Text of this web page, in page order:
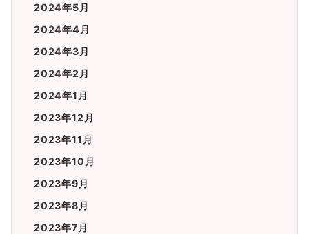
2024年5月
2024年4月
2024年3月
2024年2月
2024年1月
2023年12月
2023年11月
2023年10月
2023年9月
2023年8月
2023年7月